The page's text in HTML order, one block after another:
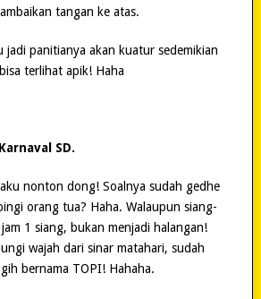
tangan ke atas.
jadi panitianya akan kuatur sedemikian
terlihat apik! Haha
SD.
nonton dong! Soalnya sudah gedhe
orang tua? Haha. Walaupun siang-
1 siang, bukan menjadi halangan!
wajah dari sinar matahari, sudah
bernama TOPI! Hahaha.